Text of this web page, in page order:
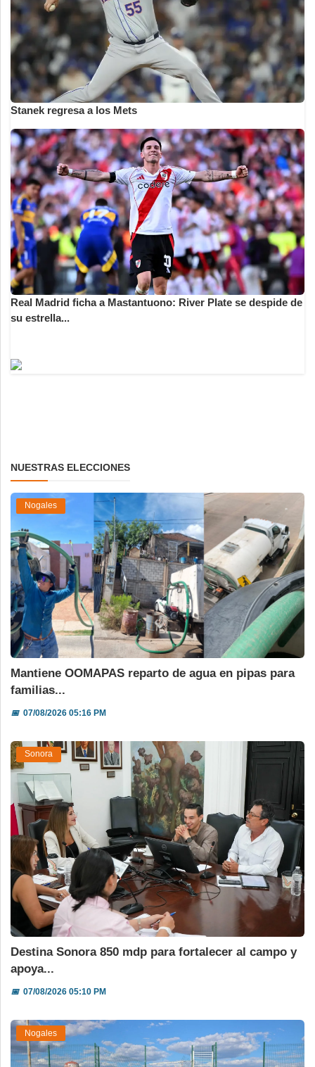
Stanek regresa a los Mets
Real Madrid ficha a Mastantuono: River Plate se despide de
su estrella...
NUESTRAS ELECCIONES
Nogales
Mantiene OOMAPAS reparto de agua en pipas para
familias...
📅07/08/2026 05:16 PM
Sonora
Destina Sonora 850 mdp para fortalecer al campo y
apoya...
📅07/08/2026 05:10 PM
Nogales